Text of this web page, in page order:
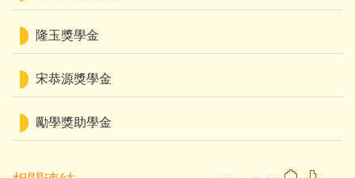
隆玉獎學金
宋恭源獎學金
勵學獎助學金